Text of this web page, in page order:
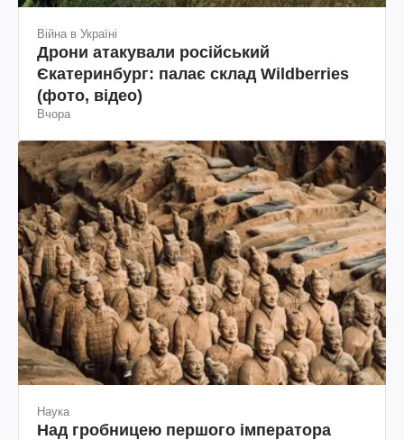
Війна в Україні
Дрони атакували російський
Єкатеринбург: палає склад Wildberries
(фото, відео)
Вчора
Наука
Над гробницею першого імператора